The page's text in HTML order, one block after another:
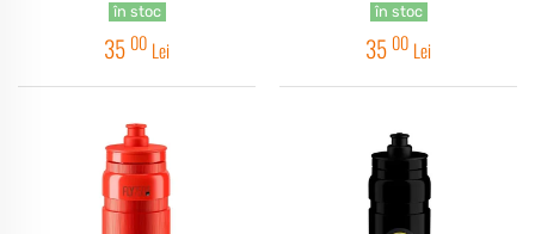
în stoc
35 00 Lei
în stoc
35 00 Lei